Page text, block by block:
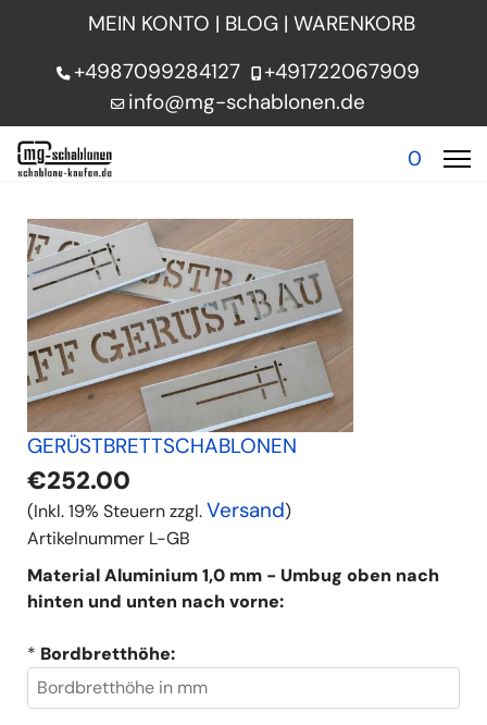
MEIN KONTO | BLOG | WARENKORB
+4987099284127
+491722067909
info@mg-schablonen.de
0
GERÜSTBRETTSCHABLONEN
€252.00
(Inkl. 19% Steuern zzgl.Versand)
Artikelnummer L-GB
Material Aluminium 1,0 mm - Umbug oben nach
hinten und unten nach vorne:
* Bordbretthöhe: